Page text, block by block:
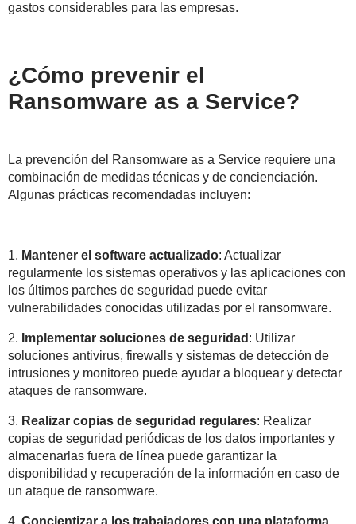
gastos considerables para las empresas.
¿Cómo prevenir el
Ransomware as a Service?
La prevención del Ransomware as a Service requiere una
combinación de medidas técnicas y de concienciación.
Algunas prácticas recomendadas incluyen:
1. Mantener el software actualizado: Actualizar
regularmente los sistemas operativos y las aplicaciones con
los últimos parches de seguridad puede evitar
vulnerabilidades conocidas utilizadas por el ransomware.
2. Implementar soluciones de seguridad : Utilizar
soluciones antivirus, firewalls y sistemas de detección de
intrusiones y monitoreo puede ayudar a bloquear y detectar
ataques de ransomware.
3. Realizar copias de seguridad regulares: Realizar
copias de seguridad periódicas de los datos importantes y
almacenarlas fuera de línea puede garantizar la
disponibilidad y recuperación de la información en caso de
un ataque de ransomware.